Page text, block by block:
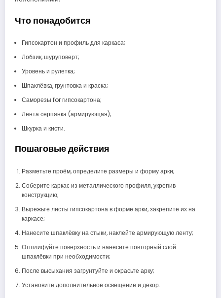
Что понадобится
Гипсокартон и профиль для каркаса;
Лобзик, шуруповерт;
Уровень и рулетка;
Шпаклёвка, грунтовка и краска;
Саморезы for гипсокартона;
Лента серпянка (армирующая);
Шкурка и кисти.
Пошаговые действия
Разметьте проём, определите размеры и форму арки;
Соберите каркас из металлического профиля, укрепив
конструкцию;
Вырежьте листы гипсокартона в форме арки, закрепите их на
каркасе;
Нанесите шпаклёвку на стыки, наклейте армирующую ленту;
Отшлифуйте поверхность и нанесите повторный слой
шпаклёвки при необходимости;
После высыхания загрунтуйте и окрасьте арку;
Установите дополнительное освещение и декор.